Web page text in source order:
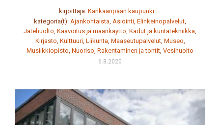
kirjoittaja: Kankaanpään kaupunki
kategoria(t): Ajankohtaista, Asiointi, Elinkeinopalvelut,
Jätehuolto, Kaavoitus ja maankäyttö, Kadut ja kuntatekniikka,
Kirjasto, Kulttuuri, Liikunta, Maaseutupalvelut, Museo,
Musiikkiopisto, Nuoriso, Rakentaminen ja tontit, Vesihuolto
6.8.2020